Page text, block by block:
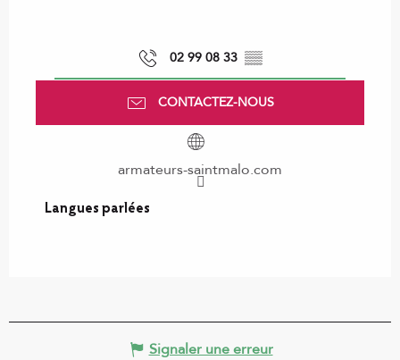
02 99 08 33 ▒▒
CONTACTEZ-NOUS
armateurs-saintmalo.com
Langues parlées
Langues parlées
Signaler une erreur